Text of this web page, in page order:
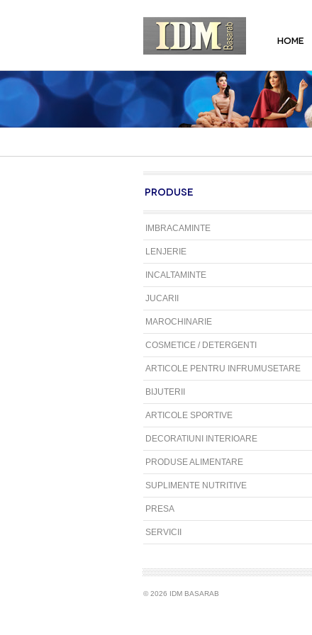
HOME
PRODUSE
IMBRACAMINTE
LENJERIE
INCALTAMINTE
JUCARII
MAROCHINARIE
COSMETICE / DETERGENTI
ARTICOLE PENTRU INFRUMUSETARE
BIJUTERII
ARTICOLE SPORTIVE
DECORATIUNI INTERIOARE
PRODUSE ALIMENTARE
SUPLIMENTE NUTRITIVE
PRESA
SERVICII
© 2026 IDM BASARAB